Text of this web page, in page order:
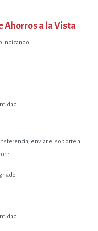
Ahorros a la Vista
indicando:
enviar el soporte al